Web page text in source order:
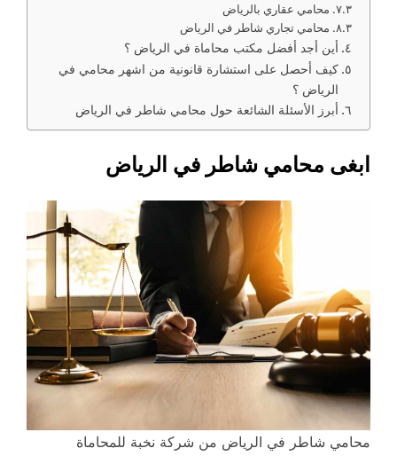
محامي عقاري بالرياض
محامي تجاري شاطر في الرياض
أين أجد أفضل مكتب محاماة في الرياض ؟
كيف أحصل على استشارة قانونية من اشهر محامي في
الرياض ؟
أبرز الأسئلة الشائعة حول محامي شاطر في الرياض
ابغى محامي شاطر في الرياض
محامي شاطر في الرياض من شركة نخبة للمحاماة